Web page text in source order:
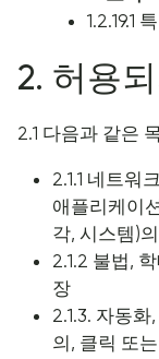
1.2.19.1
2. 허용
2.1 다음과 같은
2.1.1 네트워
애플리케이
각, 시스템)
2.1.2 불법,
장
2.1.3. 자동
의, 클릭 또